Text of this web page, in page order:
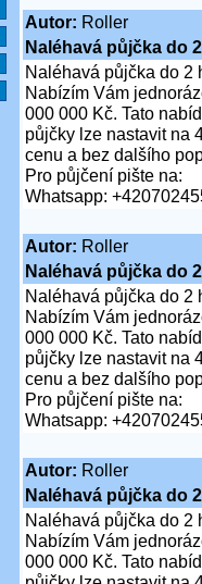
Autor: Roller
Naléhavá půjčka do
Naléhavá půjčka do 2
Nabízím Vám
000 000 Kč. Tato
půjčky lze nastavit na
cenu a bez dalšího
Pro půjčení pište na:
Whatsapp:
Autor: Roller
Naléhavá půjčka do
Naléhavá půjčka do 2
Nabízím Vám
000 000 Kč. Tato
půjčky lze nastavit na
cenu a bez dalšího
Pro půjčení pište na:
Whatsapp:
Autor: Roller
Naléhavá půjčka do
Naléhavá půjčka do 2
Nabízím Vám
000 000 Kč. Tato